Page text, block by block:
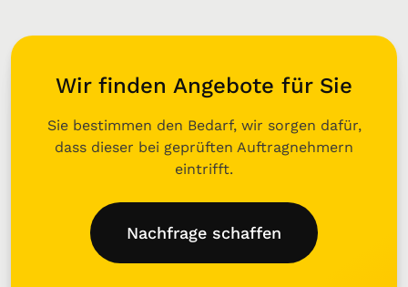
Wir finden Angebote für Sie
Sie bestimmen den Bedarf, wir sorgen dafür,
dass dieser bei geprüften Auftragnehmern
eintrifft.
Nachfrage schaffen